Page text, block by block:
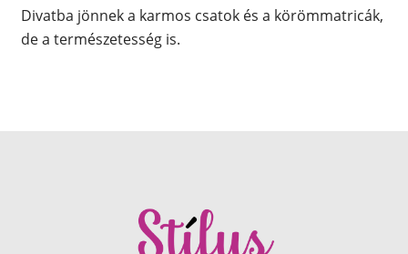
Divatba jönnek a karmos csatok és a körömmatricák,
de a természetesség is.